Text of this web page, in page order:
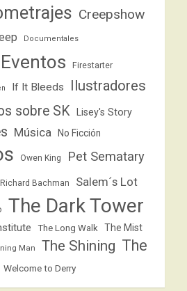
Creepshow
Documentales
Eventos Firestarter
If It Bleeds Ilustradores
sobre SK Lisey's Story
Música No Ficción
Owen King Pet Sematary
Richard Bachman Salem´s Lot
The Dark Tower
The Long Walk The Mist
Man The Shining The
Welcome to Derry